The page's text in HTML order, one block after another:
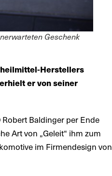
Geschenk
Herstellers
er von seiner
Baldinger per Ende
Art von „Geleit“ ihm zum
im Firmendesign von